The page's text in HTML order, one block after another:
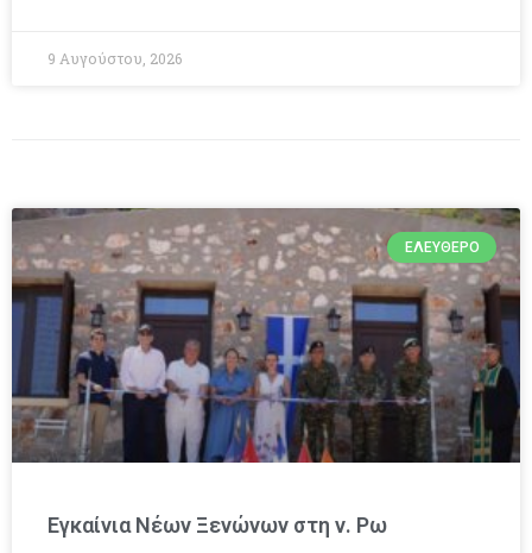
9 Αυγούστου, 2026
ΕΛΕΎΘΕΡΟ
Εγκαίνια Νέων Ξενώνων στη ν. Ρω